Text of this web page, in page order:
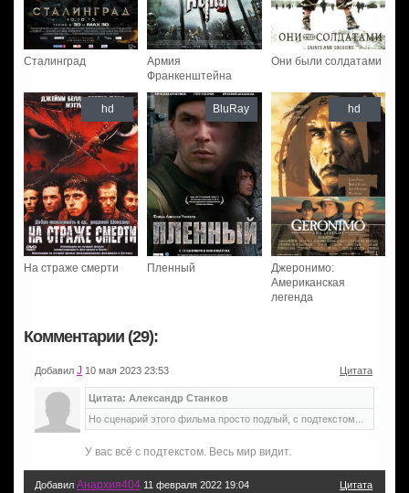
Сталинград
Армия
Франкенштейна
Они были солдатами
На страже смерти
hd
Пленный
BluRay
Джеронимо:
Американская
легенда
hd
Комментарии (29):
Добавил J 10 мая 2023 23:53 Цитата
Цитата: Александр Станков
Но сценарий этого фильма просто подлый, с подтекстом...
У вас всё с подтекстом. Весь мир видит.
Добавил Анархия404 11 февраля 2022 19:04 Цитата